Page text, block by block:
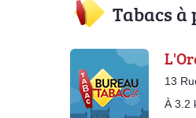
Tabacs
13
À 3.2